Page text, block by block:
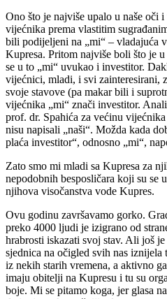
Ono što je najviše upalo u naše oči
vijećnika prema vlastitim
bili podijeljeni na „mi“ – vladajuća
Kupresa. Pritom najviše boli što je
se u to „mi“ uvukao i investitor.
vijećnici, mladi, i svi zainteresirani,
svoje stavove (pa makar bili i
vijećnika „mi“ znači investitor.
prof. dr. Spahića za većinu
nisu napisali „naši“. Možda kada
plaća investitor“, odnosno „mi“,
Zato smo mi mladi sa Kupresa za
nepodobnih besposličara koji su se
njihova visočanstva vode Kupres.
Ovu godinu završavamo gorko.
preko 4000 ljudi je izigrano od
hrabrosti iskazati svoj stav. Ali još
sjednica na očigled svih nas iznijela
iz nekih starih vremena, a aktivno
imaju obitelji na Kupresu i tu su
boje. Mi se pitamo koga, jer glasa